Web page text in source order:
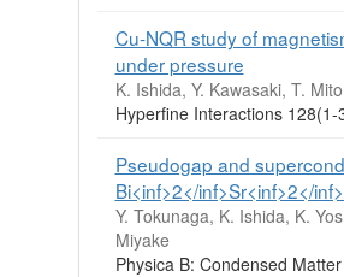
Cu-NQR study of
under pressure
K. Ishida, Y. Kawasaki, T.
Hyperfine Interactions
Pseudogap and
Bi<inf>2</inf>Sr<inf>2</
Y. Tokunaga, K. Ishida, K.
Miyake
Physica B: Condensed